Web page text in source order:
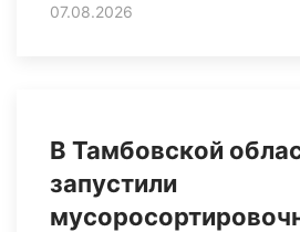
07.08.2026
В Тамбовской
запустили